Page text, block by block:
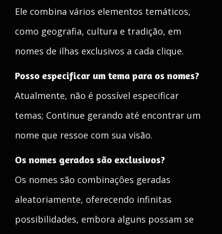
Ele combina vários elementos temáticos,
como geografia, cultura e tradição, em
nomes de ilhas exclusivos a cada clique.
Posso especificar um tema para os nomes?
Atualmente, não é possível especificar
temas; Continue gerando até encontrar um
nome que ressoe com sua visão.
Os nomes gerados são exclusivos?
Os nomes são combinações geradas
aleatoriamente, oferecendo infinitas
possibilidades, embora alguns possam se